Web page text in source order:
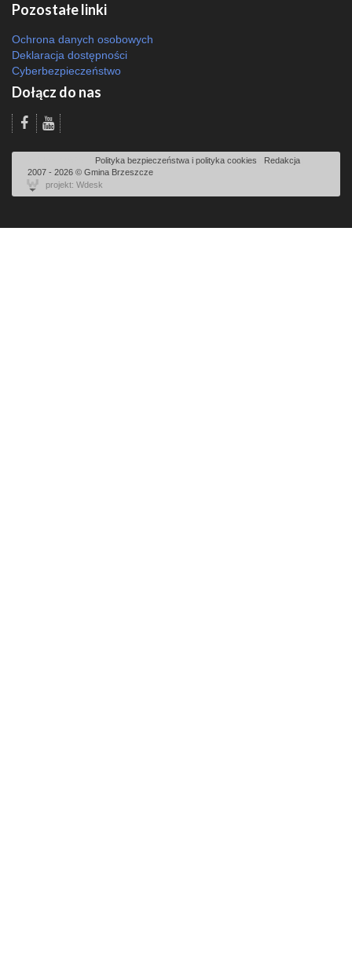
Pozostałe linki
Ochrona danych osobowych
Deklaracja dostępności
Cyberbezpieczeństwo
Dołącz do nas
Polityka bezpieczeństwa i polityka cookies Redakcja
2007 - 2026 © Gmina Brzeszcze
projekt: Wdesk